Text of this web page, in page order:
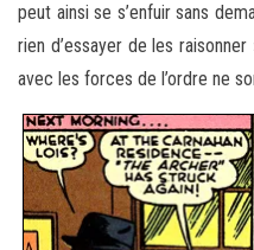
peut ainsi se s’enfuir sans
rien d’essayer de les
avec les forces de l’ordre ne